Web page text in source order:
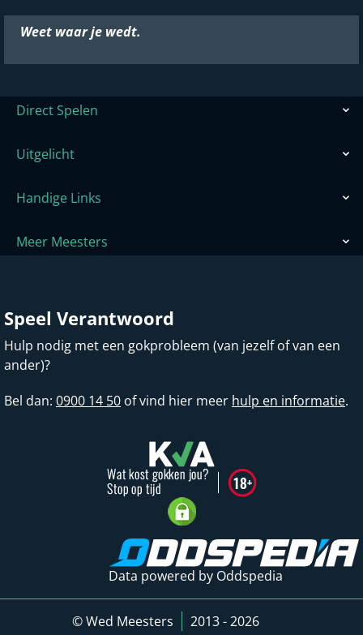
Weet waar je wedt.
Direct Spelen
Uitgelicht
Handige Links
Meer Meesters
Speel Verantwoord
Hulp nodig met een gokprobleem (van jezelf of van een
ander)?
Bel dan: 0900 14 50 of vind hier meer hulp en informatie.
Data powered by Oddspedia
© Wed Meesters 2013 - 2026